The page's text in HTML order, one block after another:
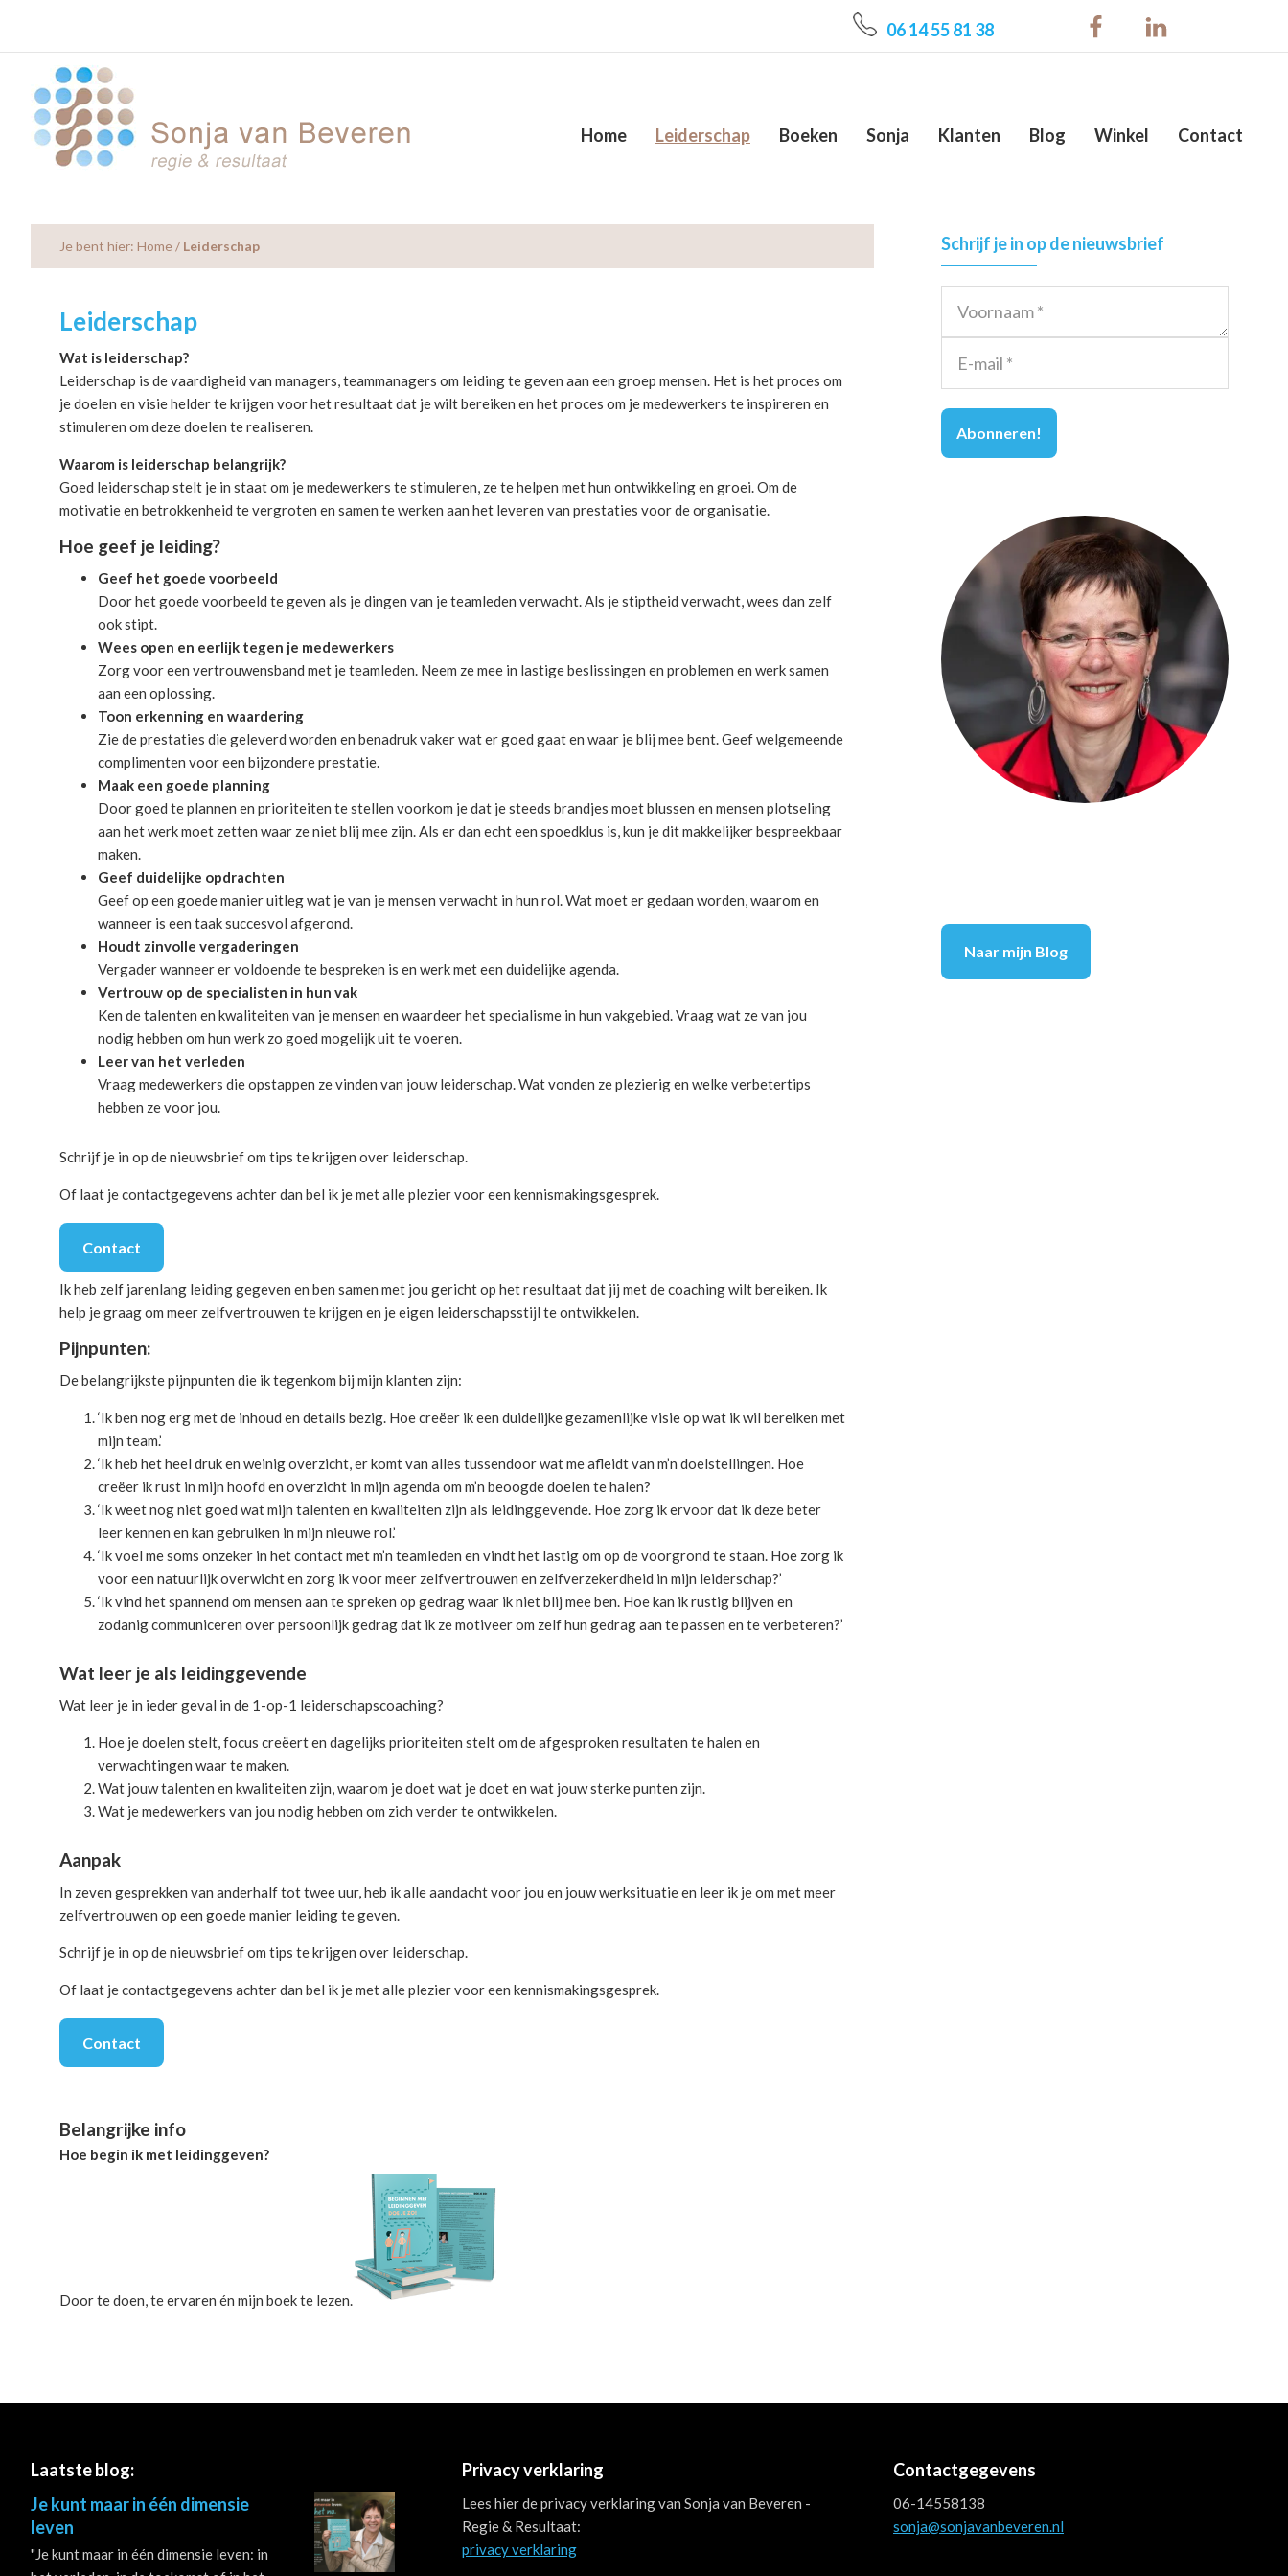
main
primary
footer
06 14 55 81 38
Home Leiderschap Boeken Sonja Klanten Blog Winkel Contact
Je bent hier: Home / Leiderschap
Leiderschap
Wat is leiderschap?
Leiderschap is de vaardigheid van managers, teammanagers om leiding te geven aan een groep mensen. Het is het proces om
je doelen en visie helder te krijgen voor het resultaat dat je wilt bereiken en het proces om je medewerkers te inspireren en
stimuleren om deze doelen te realiseren.
Waarom is leiderschap belangrijk?
Goed leiderschap stelt je in staat om je medewerkers te stimuleren, ze te helpen met hun ontwikkeling en groei. Om de
motivatie en betrokkenheid te vergroten en samen te werken aan het leveren van prestaties voor de organisatie.
Hoe geef je leiding?
Geef het goede voorbeeld
Door het goede voorbeeld te geven als je dingen van je teamleden verwacht. Als je stiptheid verwacht, wees dan zelf
ook stipt.
Wees open en eerlijk tegen je medewerkers
Zorg voor een vertrouwensband met je teamleden. Neem ze mee in lastige beslissingen en problemen en werk samen
aan een oplossing.
Toon erkenning en waardering
Zie de prestaties die geleverd worden en benadruk vaker wat er goed gaat en waar je blij mee bent. Geef welgemeende
complimenten voor een bijzondere prestatie.
Maak een goede planning
Door goed te plannen en prioriteiten te stellen voorkom je dat je steeds brandjes moet blussen en mensen plotseling
aan het werk moet zetten waar ze niet blij mee zijn. Als er dan echt een spoedklus is, kun je dit makkelijker bespreekbaar
maken.
Geef duidelijke opdrachten
Geef op een goede manier uitleg wat je van je mensen verwacht in hun rol. Wat moet er gedaan worden, waarom en
wanneer is een taak succesvol afgerond.
Houdt zinvolle vergaderingen
Vergader wanneer er voldoende te bespreken is en werk met een duidelijke agenda.
Vertrouw op de specialisten in hun vak
Ken de talenten en kwaliteiten van je mensen en waardeer het specialisme in hun vakgebied. Vraag wat ze van jou
nodig hebben om hun werk zo goed mogelijk uit te voeren.
Leer van het verleden
Vraag medewerkers die opstappen ze vinden van jouw leiderschap. Wat vonden ze plezierig en welke verbetertips
hebben ze voor jou.
Schrijf je in op de nieuwsbrief om tips te krijgen over leiderschap.
Of laat je contactgegevens achter dan bel ik je met alle plezier voor een kennismakingsgesprek.
Contact
Ik heb zelf jarenlang leiding gegeven en ben samen met jou gericht op het resultaat dat jij met de coaching wilt bereiken. Ik
help je graag om meer zelfvertrouwen te krijgen en je eigen leiderschapsstijl te ontwikkelen.
Pijnpunten:
De belangrijkste pijnpunten die ik tegenkom bij mijn klanten zijn:
‘Ik ben nog erg met de inhoud en details bezig. Hoe creëer ik een duidelijke gezamenlijke visie op wat ik wil bereiken met
mijn team.’
‘Ik heb het heel druk en weinig overzicht, er komt van alles tussendoor wat me afleidt van m’n doelstellingen. Hoe
creëer ik rust in mijn hoofd en overzicht in mijn agenda om m’n beoogde doelen te halen?
‘Ik weet nog niet goed wat mijn talenten en kwaliteiten zijn als leidinggevende. Hoe zorg ik ervoor dat ik deze beter
leer kennen en kan gebruiken in mijn nieuwe rol.’
‘Ik voel me soms onzeker in het contact met m’n teamleden en vindt het lastig om op de voorgrond te staan. Hoe zorg ik
voor een natuurlijk overwicht en zorg ik voor meer zelfvertrouwen en zelfverzekerdheid in mijn leiderschap?’
‘Ik vind het spannend om mensen aan te spreken op gedrag waar ik niet blij mee ben. Hoe kan ik rustig blijven en
zodanig communiceren over persoonlijk gedrag dat ik ze motiveer om zelf hun gedrag aan te passen en te verbeteren?’
Wat leer je als leidinggevende
Wat leer je in ieder geval in de 1-op-1 leiderschapscoaching?
Hoe je doelen stelt, focus creëert en dagelijks prioriteiten stelt om de afgesproken resultaten te halen en
verwachtingen waar te maken.
Wat jouw talenten en kwaliteiten zijn, waarom je doet wat je doet en wat jouw sterke punten zijn.
Wat je medewerkers van jou nodig hebben om zich verder te ontwikkelen.
Aanpak
In zeven gesprekken van anderhalf tot twee uur, heb ik alle aandacht voor jou en jouw werksituatie en leer ik je om met meer
zelfvertrouwen op een goede manier leiding te geven.
Schrijf je in op de nieuwsbrief om tips te krijgen over leiderschap.
Of laat je contactgegevens achter dan bel ik je met alle plezier voor een kennismakingsgesprek.
Contact
Belangrijke info
Hoe begin ik met leidinggeven?
Door te doen, te ervaren én mijn boek te lezen.
Primary
Sidebar
Schrijf je in op de nieuwsbrief
Naar mijn Blog
FooterLaatste blog:
Je kunt maar in één dimensie
leven
"Je kunt maar in één dimensie leven: in
Privacy verklaring
Lees hier de privacy verklaring van Sonja van Beveren -
Regie & Resultaat:
privacy verklaring
Contactgegevens
06-14558138
sonja@sonjavanbeveren.nl